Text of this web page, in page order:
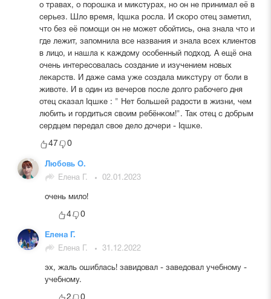
о травах, о порошка и микстурах, но он не принимал её в
серьез. Шло время, Iqшка росла. И скоро отец заметил,
что без её помощи он не может обойтись, она знала что и
где лежит, запомнила все названия и знала всех клиентов
в лицо, и нашла к каждому особенный подход. А ещё она
очень интересовалась создание и изучением новых
лекарств. И даже сама уже создала микстуру от боли в
животе. И в один из вечеров после долго рабочего дня
отец сказал Iqшке : " Нет большей радости в жизни, чем
любить и гордиться своим ребёнком!". Так отец с добрым
сердцем передал свое дело дочери - Iqшке.
47 0
Любовь О.
Елена Г.
02.01.2023
очень мило!
4 0
Елена Г.
Елена Г.
31.12.2022
эх, жаль ошиблась! завидовал - заведовал учебному -
учебному.